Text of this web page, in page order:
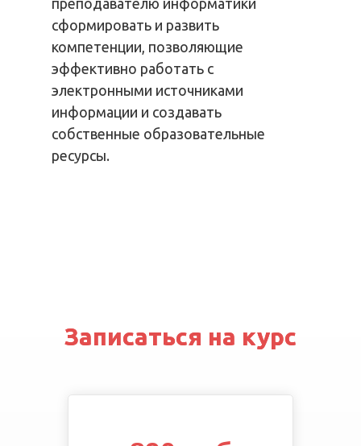
преподавателю информатики
сформировать и развить
компетенции, позволяющие
эффективно работать с
электронными источниками
информации и создавать
собственные образовательные
ресурсы.
Записаться на курс
Записаться на курс